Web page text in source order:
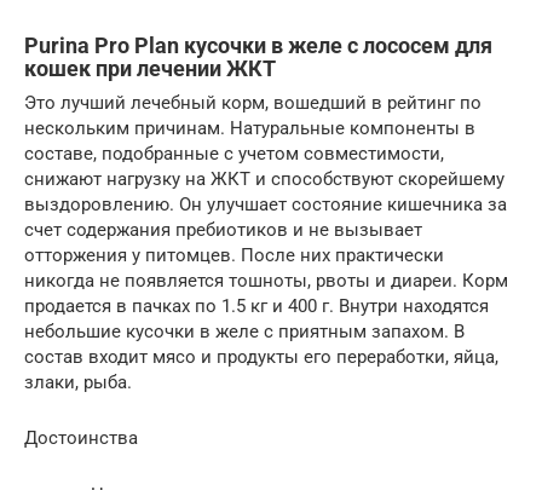
Purina Pro Plan кусочки в желе с лососем для
кошек при лечении ЖКТ
Это лучший лечебный корм, вошедший в рейтинг по
нескольким причинам. Натуральные компоненты в
составе, подобранные с учетом совместимости,
снижают нагрузку на ЖКТ и способствуют скорейшему
выздоровлению. Он улучшает состояние кишечника за
счет содержания пребиотиков и не вызывает
отторжения у питомцев. После них практически
никогда не появляется тошноты, рвоты и диареи. Корм
продается в пачках по 1.5 кг и 400 г. Внутри находятся
небольшие кусочки в желе с приятным запахом. В
состав входит мясо и продукты его переработки, яйца,
злаки, рыба.
Достоинства